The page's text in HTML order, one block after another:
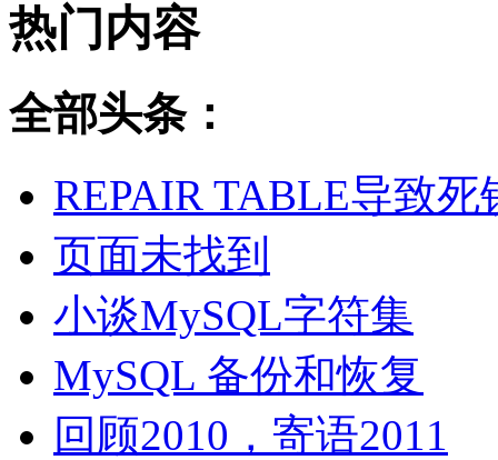
热门内容
全部头条：
REPAIR TABLE导致死
页面未找到
小谈MySQL字符集
MySQL 备份和恢复
回顾2010，寄语2011